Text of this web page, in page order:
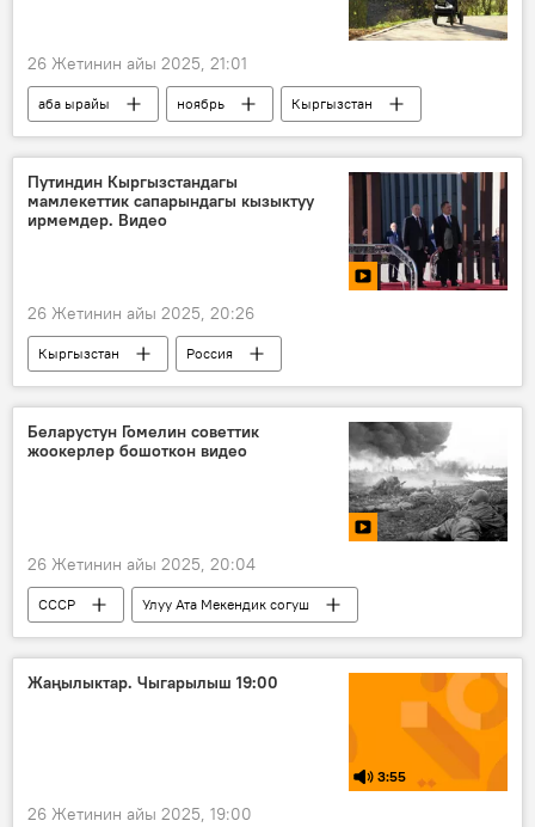
26 Жетинин айы 2025, 21:01
аба ырайы ноябрь Кыргызстан
Путиндин Кыргызстандагы
мамлекеттик сапарындагы кызыктуу
ирмемдер. Видео
26 Жетинин айы 2025, 20:26
Кыргызстан
Россия
Садыр Жапаров
Владимир Путин
мамлекеттик сапар
сапар
келишим
Видео
Беларустун Гомелин советтик
жоокерлер бошоткон видео
26 Жетинин айы 2025, 20:04
СССР
Улуу Ата Мекендик согуш
Гомель
советтик аскерлер
бошотуу
Жаңылыктар. Чыгарылыш 19:00
3:55
26 Жетинин айы 2025, 19:00